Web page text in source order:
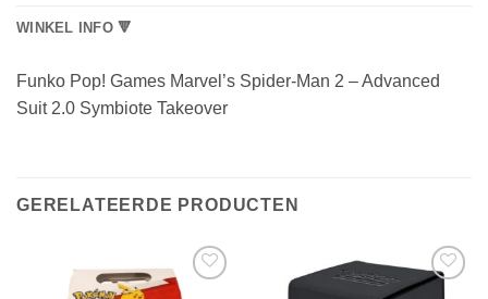
WINKEL INFO 🔻
Funko Pop! Games Marvel’s Spider-Man 2 – Advanced
Suit 2.0 Symbiote Takeover
GERELATEERDE PRODUCTEN